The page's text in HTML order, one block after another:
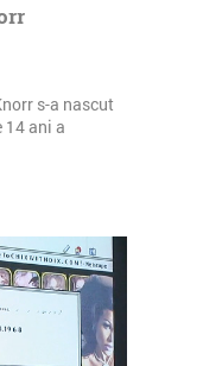
s-a nascut
14 ani a